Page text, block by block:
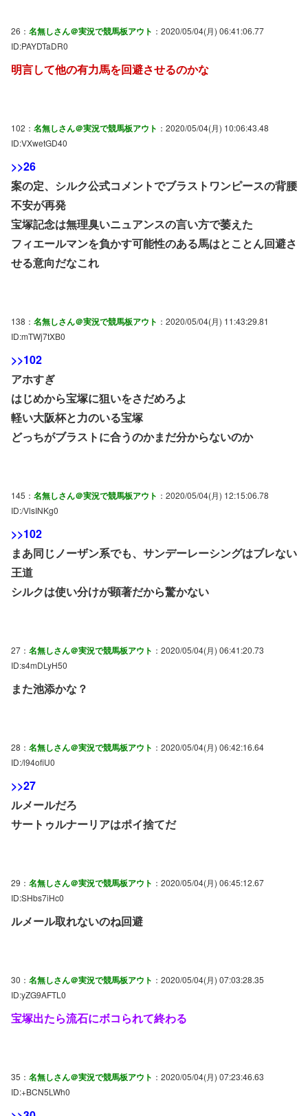
26： 名無しさん＠実況で競馬板アウト ：2020/05/04(月) 06:41:06.77
ID:PAYDTaDR0
明言して他の有力馬を回避させるのかな
102： 名無しさん＠実況で競馬板アウト ：2020/05/04(月) 10:06:43.48
ID:VXwetGD40
>>26
案の定、シルク公式コメントでブラストワンピースの背腰
不安が再発
宝塚記念は無理臭いニュアンスの言い方で萎えた
フィエールマンを負かす可能性のある馬はとことん回避さ
せる意向だなこれ
138： 名無しさん＠実況で競馬板アウト ：2020/05/04(月) 11:43:29.81
ID:mTWj7tXB0
>>102
アホすぎ
はじめから宝塚に狙いをさだめろよ
軽い大阪杯と力のいる宝塚
どっちがブラストに合うのかまだ分からないのか
145： 名無しさん＠実況で競馬板アウト ：2020/05/04(月) 12:15:06.78
ID:/VlsINKg0
>>102
まあ同じノーザン系でも、サンデーレーシングはブレない
王道
シルクは使い分けが顕著だから驚かない
27： 名無しさん＠実況で競馬板アウト ：2020/05/04(月) 06:41:20.73
ID:s4mDLyH50
また池添かな？
28： 名無しさん＠実況で競馬板アウト ：2020/05/04(月) 06:42:16.64
ID:/l94ofiU0
>>27
ルメールだろ
サートゥルナーリアはポイ捨てだ
29： 名無しさん＠実況で競馬板アウト ：2020/05/04(月) 06:45:12.67
ID:SHbs7iHc0
ルメール取れないのね回避
30： 名無しさん＠実況で競馬板アウト ：2020/05/04(月) 07:03:28.35
ID:yZG9AFTL0
宝塚出たら流石にボコられて終わる
35： 名無しさん＠実況で競馬板アウト ：2020/05/04(月) 07:23:46.63
ID:+BCN5LWh0